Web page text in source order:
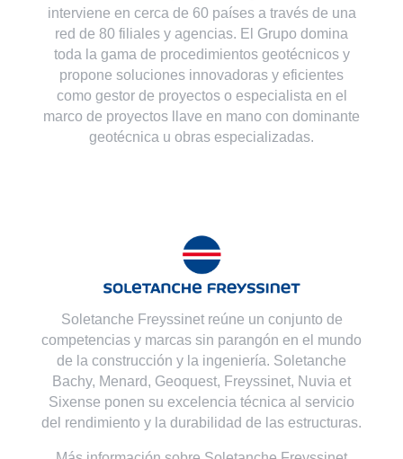
interviene en cerca de 60 países a través de una
red de 80 filiales y agencias. El Grupo domina
toda la gama de procedimientos geotécnicos y
propone soluciones innovadoras y eficientes
como gestor de proyectos o especialista en el
marco de proyectos llave en mano con dominante
geotécnica u obras especializadas.
Soletanche Freyssinet reúne un conjunto de
competencias y marcas sin parangón en el mundo
de la construcción y la ingeniería. Soletanche
Bachy, Menard, Geoquest, Freyssinet, Nuvia et
Sixense ponen su excelencia técnica al servicio
del rendimiento y la durabilidad de las estructuras.